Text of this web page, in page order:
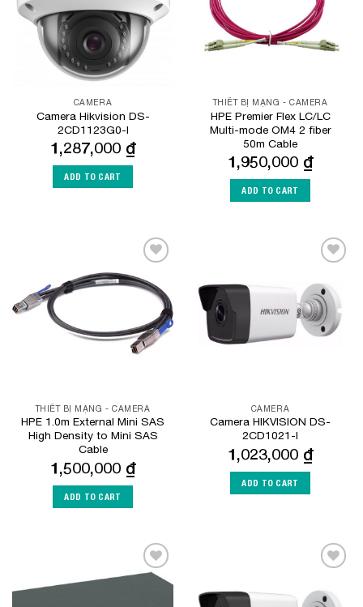
CAMERA
Camera Hikvision DS-
2CD1123G0-I
1,287,000 ₫
ADD TO CART
THIẾT BỊ MẠNG - CAMERA
HPE Premier Flex LC/LC
Multi-mode OM4 2 fiber
50m Cable
1,950,000 ₫
ADD TO CART
Add to
Wishlist
THIẾT BỊ MẠNG - CAMERA
HPE 1.0m External Mini SAS
High Density to Mini SAS
Cable
1,500,000 ₫
ADD TO CART
Wishlist
CAMERA
Camera HIKVISION DS-
2CD1021-I
1,023,000 ₫
ADD TO CART
Add to
Wishlist